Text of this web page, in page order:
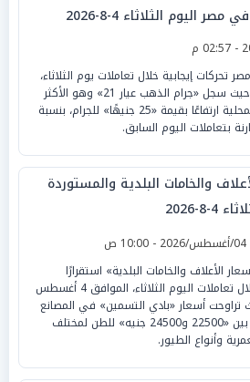
الثلاثاء 4-8-2026
إيجابية خلال تعاملات يوم الثلاثاء،
الموافق 4 أغسطس 2026؛ حيث سجل «جرام الذهب عيار 21» وهو الأكثر
مبيعًا وتداولًا في السوق المحلية ارتفاعًا بقيمة «25 جنيهًا» للجرام، بنسبة
والخامات البلدية والمستوردة
8-2026
الأعلاف والخامات البلدية» استقرارًا
ملحوظًا خلال تعاملات اليوم الثلاثاء، الموافق 4 أغسطس
حيث تراوحت أسعار «بادي التسمين» في المصانع
والشركات بين «22500 و24500 جنيه» للطن لمختلف
وأنواع الطيور.